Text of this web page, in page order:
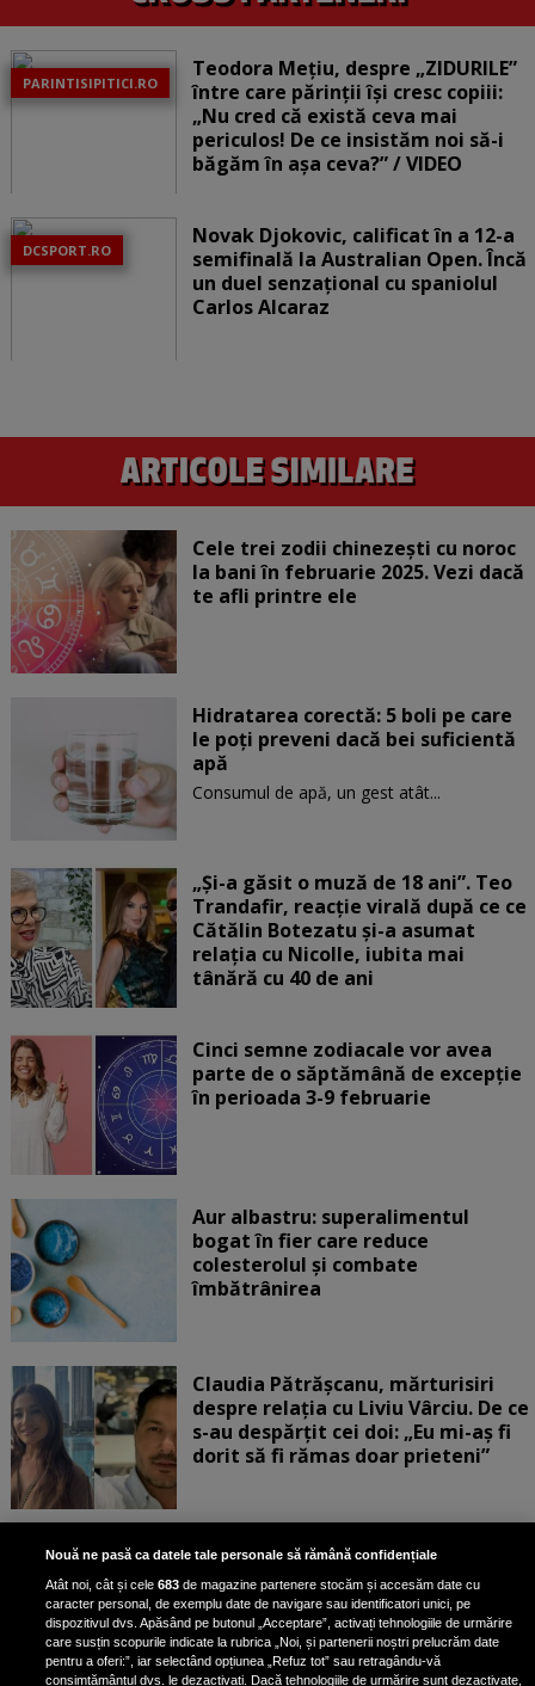
PARINTISIPITICI.RO
Teodora Mețiu, despre „ZIDURILE”
între care părinții își cresc copiii:
„Nu cred că există ceva mai
periculos! De ce insistăm noi să-i
băgăm în așa ceva?” / VIDEO
DCSPORT.RO
Novak Djokovic, calificat în a 12-a
semifinală la Australian Open. Încă
un duel senzațional cu spaniolul
Carlos Alcaraz
Cele trei zodii chinezești cu noroc
la bani în februarie 2025. Vezi dacă
te afli printre ele
Hidratarea corectă: 5 boli pe care
le poți preveni dacă bei suficientă
apă
Consumul de apă, un gest atât...
„Și-a găsit o muză de 18 ani”. Teo
Trandafir, reacție virală după ce ce
Cătălin Botezatu și-a asumat
relația cu Nicolle, iubita mai
tânără cu 40 de ani
Cinci semne zodiacale vor avea
parte de o săptămână de excepție
în perioada 3-9 februarie
Aur albastru: superalimentul
bogat în fier care reduce
colesterolul și combate
îmbătrânirea
Claudia Pătrășcanu, mărturisiri
despre relația cu Liviu Vârciu. De ce
s-au despărțit cei doi: „Eu mi-aș fi
dorit să fi rămas doar prieteni”
„Turbați când vedeți corpul ăsta”.
Rux a răbufnit după ce a fost
criticată că a pozat în costum de
baie, cu formele la vedere
Nouă ne pasă ca datele tale personale să rămână confidențiale
Atât noi, cât și cele683 de magazine partenere stocăm și accesăm date cu
caracter personal, de exemplu date de navigare sau identificatori unici, pe
dispozitivul dvs. Apăsând pe butonul „Acceptare”, activați tehnologiile de urmărire
care susțin scopurile indicate la rubrica „Noi, și partenerii noștri prelucrăm date
pentru a oferi:”, iar selectând opțiunea „Refuz tot” sau retragându-vă
consimțământul dvs. le dezactivați. Dacă tehnologiile de urmărire sunt dezactivate,